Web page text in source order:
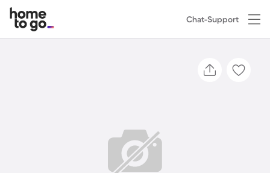
Chat-Support